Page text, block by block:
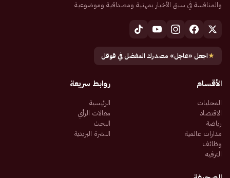
والمنافسة في سبق الأخبار بمهنية ومصداقية وموضوعية
★اجعل «عاجل» مصدرك المفضل في قوقل
الأقسام
المحليات
الاقتصاد
رياضة
مدارات عالمية
وظائف
الترفيه
روابط سريعة
الرئيسية
مقالات الرأي
البحث
النشرة البريدية